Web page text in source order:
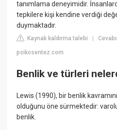
tanımlama deneyimidir.
tepkilere kişi kendine verdiği
duymaktadır.
Kaynak kaldırma talebi |
psikosentez.com
Benlik ve türleri
Lewis (1990), bir benlik
olduğunu öne sürmektedir:
benlik.